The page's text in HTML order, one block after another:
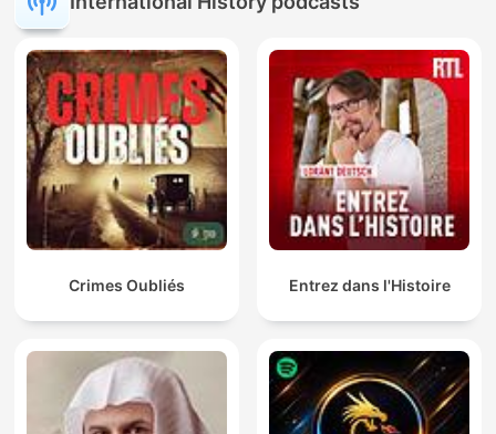
Crimes Oubliés Entrez dans l'Histoire